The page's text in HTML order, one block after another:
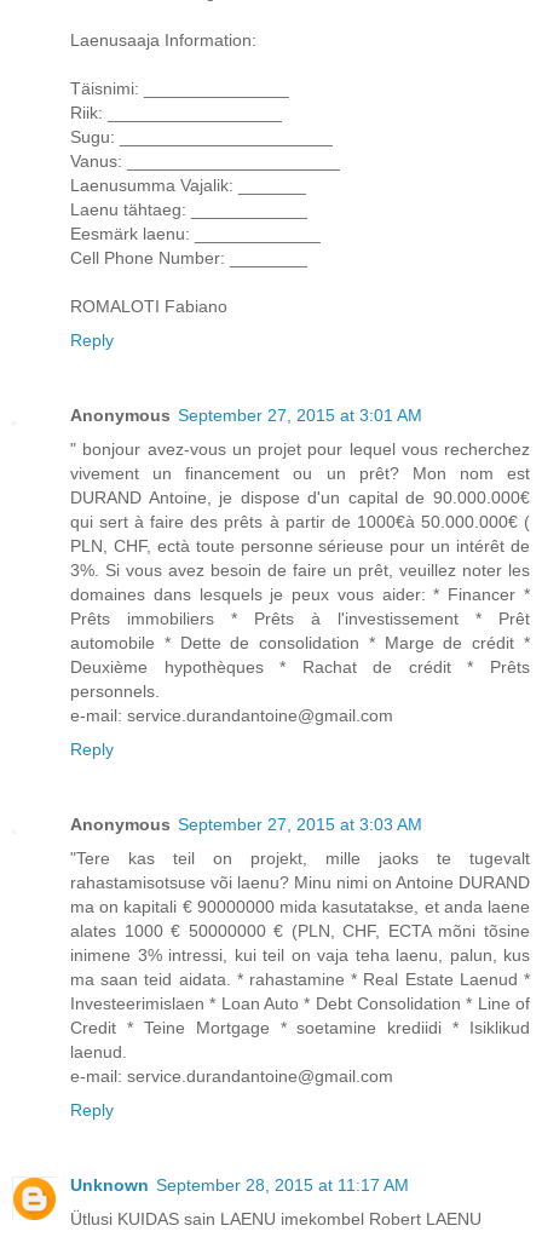
Laenusaaja Information:
Täisnimi: _______________
Riik: __________________
Sugu: ______________________
Vanus: ______________________
Laenusumma Vajalik: _______
Laenu tähtaeg: ____________
Eesmärk laenu: _____________
Cell Phone Number: ________
ROMALOTI Fabiano
Reply
Anonymous September 27, 2015 at 3:01 AM
" bonjour avez-vous un projet pour lequel vous recherchez
vivement un financement ou un prêt? Mon nom est
DURAND Antoine, je dispose d'un capital de 90.000.000€
qui sert à faire des prêts à partir de 1000€à 50.000.000€ (
PLN, CHF, ectà toute personne sérieuse pour un intérêt de
3%. Si vous avez besoin de faire un prêt, veuillez noter les
domaines dans lesquels je peux vous aider: * Financer *
Prêts immobiliers * Prêts à l'investissement * Prêt
automobile * Dette de consolidation * Marge de crédit *
Deuxième hypothèques * Rachat de crédit * Prêts
personnels.
e-mail: service.durandantoine@gmail.com
Reply
Anonymous September 27, 2015 at 3:03 AM
"Tere kas teil on projekt, mille jaoks te tugevalt
rahastamisotsuse või laenu? Minu nimi on Antoine DURAND
ma on kapitali € 90000000 mida kasutatakse, et anda laene
alates 1000 € 50000000 € (PLN, CHF, ECTA mõni tõsine
inimene 3% intressi, kui teil on vaja teha laenu, palun, kus
ma saan teid aidata. * rahastamine * Real Estate Laenud *
Investeerimislaen * Loan Auto * Debt Consolidation * Line of
Credit * Teine Mortgage * soetamine krediidi * Isiklikud
laenud.
e-mail: service.durandantoine@gmail.com
Reply
Unknown September 28, 2015 at 11:17 AM
Ütlusi KUIDAS sain LAENU imekombel Robert LAENU